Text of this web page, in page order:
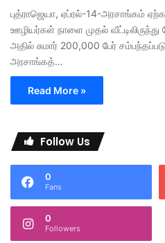
புத்ராஜெயா, ஏப்ரல்-14-அரசாங்கம்
ஊழியர்கள் நாளை முதல்
அதில் சுமார் 200,000 பேர்
அரசாங்கத்…
Read More »
Follow Us
0
Fans
0
Followers